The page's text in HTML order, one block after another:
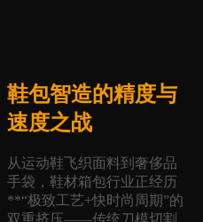
鞋包智造的精度与
速度之战
从运动鞋飞织面料到奢侈品
手袋，鞋材箱包行业正经历
**“极致工艺+快时尚周期”的